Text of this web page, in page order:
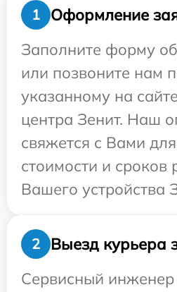
1
Оформление
Заполните форму
или позвоните нам
указанному на
центра Зенит. Наш
свяжется с Вами
стоимости и сроков
Вашего устройства
2
Выезд курьера
Сервисный инженер